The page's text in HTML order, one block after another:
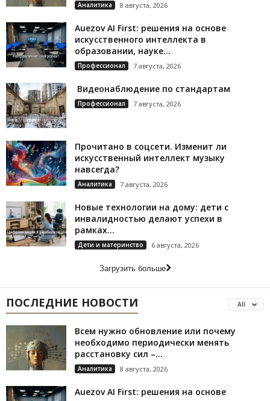
Аналитика 8 августа, 2026
Auezov AI First: решения на основе
искусственного интеллекта в
образовании, науке...
Профессионал 7 августа, 2026
Видеонаблюдение по стандартам
Профессионал 7 августа, 2026
Прочитано в соцсети. Изменит ли
искусственный интеллект музыку
навсегда?
Аналитика 7 августа, 2026
Новые технологии на дому: дети с
инвалидностью делают успехи в
рамках...
Дети и материнство 6 августа, 2026
Загрузить больше
ПОСЛЕДНИЕ НОВОСТИ All
Всем нужно обновление или почему
необходимо периодически менять
расстановку сил –...
Аналитика 8 августа, 2026
Auezov AI First: решения на основе